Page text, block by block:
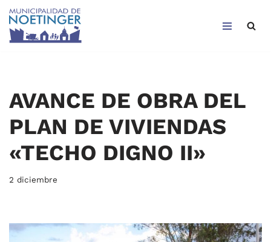
Saltar
AVANCE DE OBRA DEL
PLAN DE VIVIENDAS
«TECHO DIGNO II»
2 diciembre